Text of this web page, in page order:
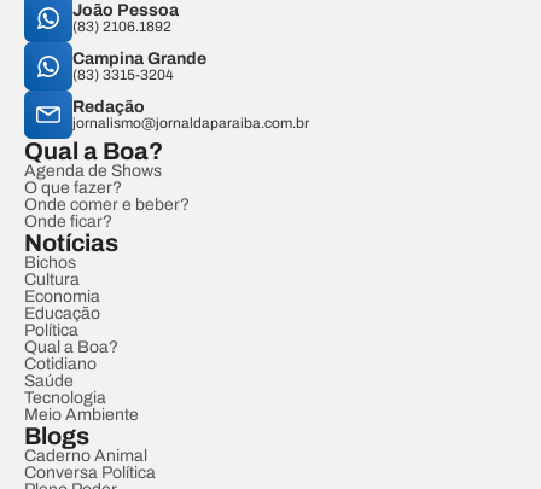
João Pessoa
(83) 2106.1892
Campina Grande
(83) 3315-3204
Redação
jornalismo@jornaldaparaiba.com.br
Qual a Boa?
Agenda de Shows
O que fazer?
Onde comer e beber?
Onde ficar?
Notícias
Bichos
Cultura
Economia
Educação
Política
Qual a Boa?
Cotidiano
Saúde
Tecnologia
Meio Ambiente
Blogs
Caderno Animal
Conversa Política